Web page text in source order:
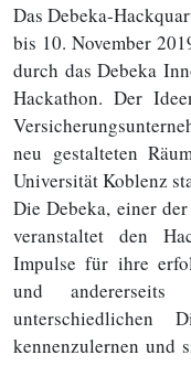
Das Debeka-
bis 10. November
durch das Debeka
Hackathon. Der
neu gestalteten
Universität Koblenz
Die Debeka, einer
veranstaltet den
Impulse für ihre
und
unterschiedlichen
kennenzulernen und